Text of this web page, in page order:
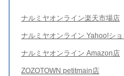
ナルミヤオンライン楽天市場店
ナルミヤオンライン Yahoo!シ
ナルミヤオンライン Amazon店
ZOZOTOWN petitmain店